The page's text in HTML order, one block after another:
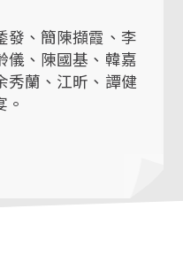
發、簡陳擷霞、李
儀、陳國基、韓嘉
秀蘭、江昕、譚健